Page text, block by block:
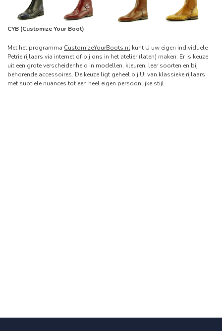
CYB (Customize Your Boot)
Met het programma CustomizeYourBoots.nl kunt U uw eigen individuele
Petrie rijlaars via internet of bij ons in het atelier (laten) maken. Er is keuze
uit een grote verscheidenheid in modellen, kleuren, leer soorten en bij
behorende accessoires. De keuze ligt geheel bij U: van klassieke rijlaars
met subtiele nuances tot een heel eigen persoonlijke stijl.